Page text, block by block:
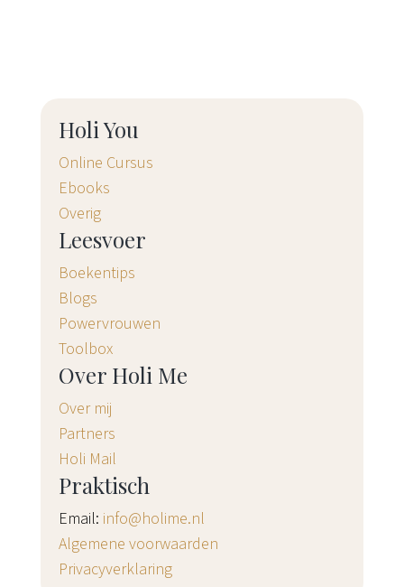
Holi You
Online Cursus
Ebooks
Overig
Leesvoer
Boekentips
Blogs
Powervrouwen
Toolbox
Over Holi Me
Over mij
Partners
Holi Mail
Praktisch
Email: info@holime.nl
Algemene voorwaarden
Privacyverklaring